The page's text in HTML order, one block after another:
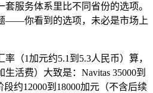
服务体系里比不同省份的选项。
——你看到的选项，未必是市场上
（1加元约5.1到5.3人民币）算，
活费）大致是：Navitas 35000到
约12000到18000加元（不含后续